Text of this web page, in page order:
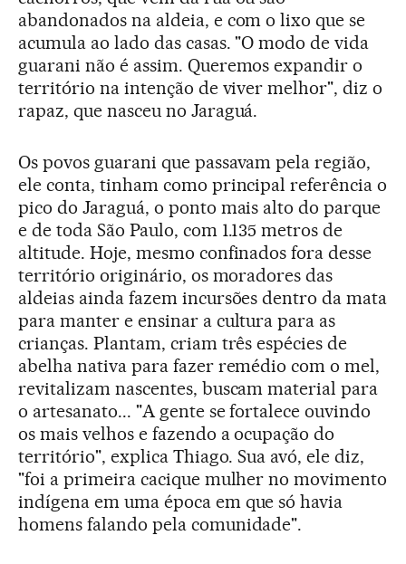
abandonados na aldeia, e com o lixo que se
acumula ao lado das casas. "O modo de vida
guarani não é assim. Queremos expandir o
território na intenção de viver melhor", diz o
rapaz, que nasceu no Jaraguá.
Os povos guarani que passavam pela região,
ele conta, tinham como principal referência o
pico do Jaraguá, o ponto mais alto do parque
e de toda São Paulo, com 1.135 metros de
altitude. Hoje, mesmo confinados fora desse
território originário, os moradores das
aldeias ainda fazem incursões dentro da mata
para manter e ensinar a cultura para as
crianças. Plantam, criam três espécies de
abelha nativa para fazer remédio com o mel,
revitalizam nascentes, buscam material para
o artesanato... "A gente se fortalece ouvindo
os mais velhos e fazendo a ocupação do
território", explica Thiago. Sua avó, ele diz,
"foi a primeira cacique mulher no movimento
indígena em uma época em que só havia
homens falando pela comunidade".